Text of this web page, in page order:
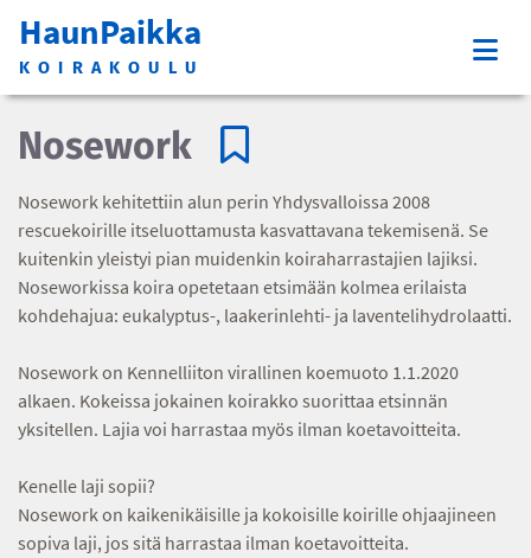
HaunPaikka
KOIRAKOULU
Nosework
Nosework kehitettiin alun perin Yhdysvalloissa 2008
rescuekoirille itseluottamusta kasvattavana tekemisenä. Se
kuitenkin yleistyi pian muidenkin koiraharrastajien lajiksi.
Noseworkissa koira opetetaan etsimään kolmea erilaista
kohdehajua: eukalyptus-, laakerinlehti- ja laventelihydrolaatti.
Nosework on Kennelliiton virallinen koemuoto 1.1.2020
alkaen. Kokeissa jokainen koirakko suorittaa etsinnän
yksitellen. Lajia voi harrastaa myös ilman koetavoitteita.
Kenelle laji sopii?
Nosework on kaikenikäisille ja kokoisille koirille ohjaajineen
sopiva laji, jos sitä harrastaa ilman koetavoitteita.